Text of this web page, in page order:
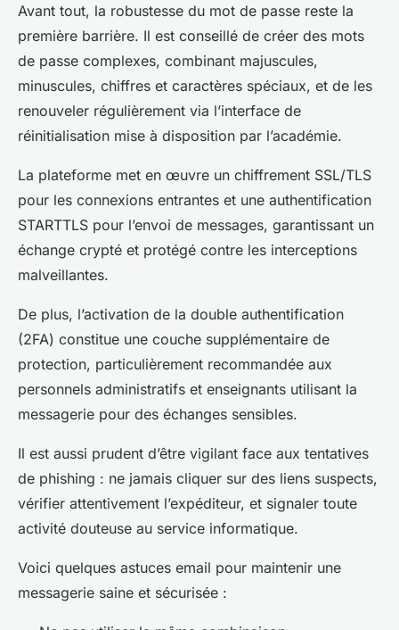
Avant tout, la robustesse du mot de passe reste la
première barrière. Il est conseillé de créer des mots
de passe complexes, combinant majuscules,
minuscules, chiffres et caractères spéciaux, et de les
renouveler régulièrement via l’interface de
réinitialisation mise à disposition par l’académie.
La plateforme met en œuvre un chiffrement SSL/TLS
pour les connexions entrantes et une authentification
STARTTLS pour l’envoi de messages, garantissant un
échange crypté et protégé contre les interceptions
malveillantes.
De plus, l’activation de la double authentification
(2FA) constitue une couche supplémentaire de
protection, particulièrement recommandée aux
personnels administratifs et enseignants utilisant la
messagerie pour des échanges sensibles.
Il est aussi prudent d’être vigilant face aux tentatives
de phishing : ne jamais cliquer sur des liens suspects,
vérifier attentivement l’expéditeur, et signaler toute
activité douteuse au service informatique.
Voici quelques astuces email pour maintenir une
messagerie saine et sécurisée :